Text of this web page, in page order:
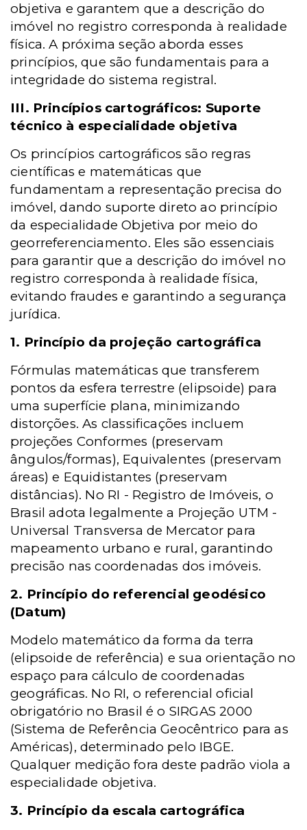
objetiva e garantem que a descrição do
imóvel no registro corresponda à realidade
física. A próxima seção aborda esses
princípios, que são fundamentais para a
integridade do sistema registral.
III. Princípios cartográficos: Suporte
técnico à especialidade objetiva
Os princípios cartográficos são regras
científicas e matemáticas que
fundamentam a representação precisa do
imóvel, dando suporte direto ao princípio
da especialidade Objetiva por meio do
georreferenciamento. Eles são essenciais
para garantir que a descrição do imóvel no
registro corresponda à realidade física,
evitando fraudes e garantindo a segurança
jurídica.
1. Princípio da projeção cartográfica
Fórmulas matemáticas que transferem
pontos da esfera terrestre (elipsoide) para
uma superfície plana, minimizando
distorções. As classificações incluem
projeções Conformes (preservam
ângulos/formas), Equivalentes (preservam
áreas) e Equidistantes (preservam
distâncias). No RI - Registro de Imóveis, o
Brasil adota legalmente a Projeção UTM -
Universal Transversa de Mercator para
mapeamento urbano e rural, garantindo
precisão nas coordenadas dos imóveis.
2. Princípio do referencial geodésico
(Datum)
Modelo matemático da forma da terra
(elipsoide de referência) e sua orientação no
espaço para cálculo de coordenadas
geográficas. No RI, o referencial oficial
obrigatório no Brasil é o SIRGAS 2000
(Sistema de Referência Geocêntrico para as
Américas), determinado pelo IBGE.
Qualquer medição fora deste padrão viola a
especialidade objetiva.
3. Princípio da escala cartográfica